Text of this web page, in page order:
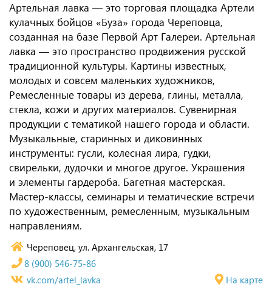
Артельная лавка — это торговая площадка Артели
кулачных бойцов «Буза» города Череповца,
созданная на базе Первой Арт Галереи. Артельная
лавка — это пространство продвижения русской
традиционной культуры. Картины известных,
молодых и совсем маленьких художников,
Ремесленные товары из дерева, глины, металла,
стекла, кожи и других материалов. Сувенирная
продукции с тематикой нашего города и области.
Музыкальные, старинных и диковинных
инструменты: гусли, колесная лира, гудки,
свирельки, дудочки и многое другое. Украшения
и элементы гардероба. Багетная мастерская.
Мастер-классы, семинары и тематические встречи
по художественным, ремесленным, музыкальным
направлениям.
Череповец, ул. Архангельская, 17
На карте
8 (900) 546-75-86
vk.com/artel_lavka